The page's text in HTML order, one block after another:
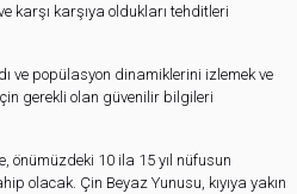
karşı karşıya oldukları tehditleri
ve popülasyon dinamiklerini izlemek ve
gerekli olan güvenilir bilgileri
önümüzdeki 10 ila 15 yıl nüfusun
olacak. Çin Beyaz Yunusu, kıyıya yakın